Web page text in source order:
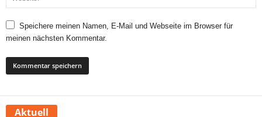
Speichere meinen Namen, E-Mail und Webseite im Browser für
meinen nächsten Kommentar.
Aktuell